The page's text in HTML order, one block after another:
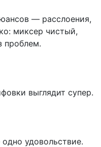
— расслоения,
миксер чистый,
проблем.
выглядит супер.
удовольствие.